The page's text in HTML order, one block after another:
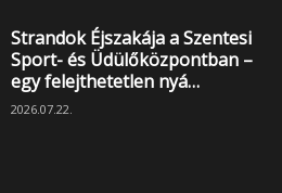
Strandok Éjszakája a Szentesi
Sport- és Üdülőközpontban –
egy felejthetetlen nyá…
2026.07.22.